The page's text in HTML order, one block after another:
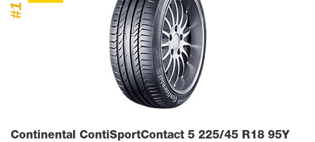
#1
Continental ContiSportContact 5 225/45 R18 95Y